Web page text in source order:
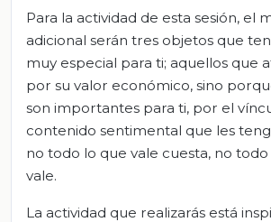
Para la actividad de esta sesión, el
adicional serán tres objetos que
muy especial para ti; aquellos que
por su valor económico, sino
son importantes para ti, por el
contenido sentimental que les
no todo lo que vale cuesta, no
vale.
La actividad que realizarás está